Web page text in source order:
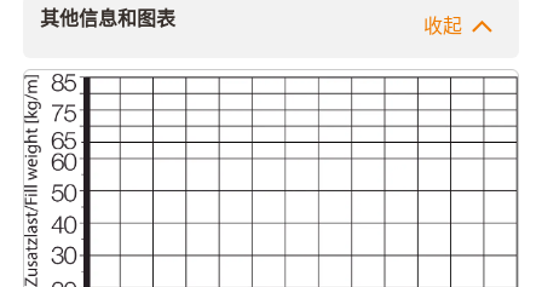
其他信息和图表 收起